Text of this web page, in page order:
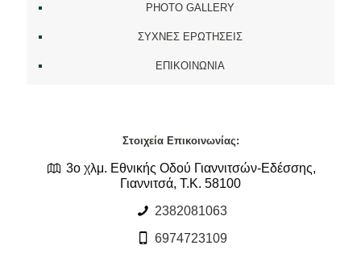
PHOTO GALLERY
ΣΥΧΝΕΣ ΕΡΩΤΗΣΕΙΣ
ΕΠΙΚΟΙΝΩΝΙΑ
Στοιχεία Επικοινωνίας:
3ο χλμ. Εθνικής Οδού Γιαννιτσών-Εδέσσης,
Γιαννιτσά, Τ.Κ. 58100
2382081063
6974723109